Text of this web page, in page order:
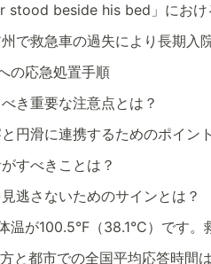
stood beside his bed」におけ
で救急車の過失により長期入
の応急処置手順
き重要な注意点とは？
円滑に連携するためのポイント
すべきことは？
逃さないためのサインとは？
温が100.5°F（38.1°C）です。
と都市での全国平均応答時間